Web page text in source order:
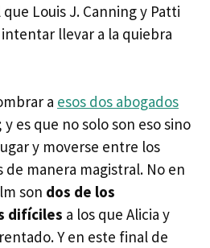
Louis J. Canning y Patti
llevar a la quiebra
a esos dos abogados
; y es que no solo son eso sino
y moverse entre los
de manera magistral. No en
son dos de los
difíciles a los que Alicia y
Y en este final de